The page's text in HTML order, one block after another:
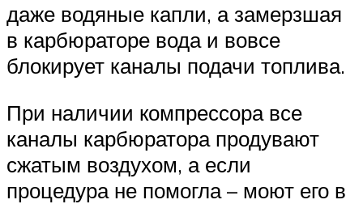
даже водяные капли, а замерзшая
в карбюраторе вода и вовсе
блокирует каналы подачи топлива.
При наличии компрессора все
каналы карбюратора продувают
сжатым воздухом, а если
процедура не помогла – моют его в